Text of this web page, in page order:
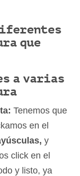
que
a varias
Tenemos que
en el
y
click en el
y listo, ya